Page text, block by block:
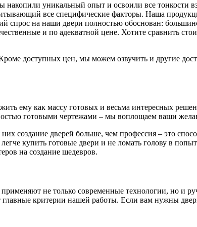
уникальный опыт и освоили все тонкости
все специфические факторы. Наша
на наши двери полностью обоснован:
и по адекватной цене. Хотите сравнить
доступных цен, мы можем озвучить и другие
ему как массу готовых и весьма интересных
готовыми чертежами – мы воплощаем ваши
создание дверей больше, чем профессия – это
купить готовые двери и не ломать голову в
на создание шедевров.
не только современные технологии, но и
критерии нашей работы. Если вам нужны